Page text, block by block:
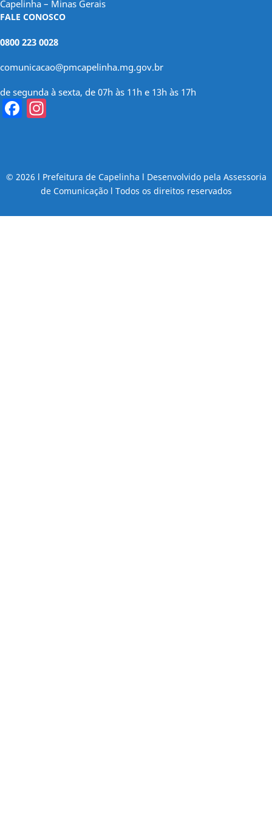
Capelinha – Minas Gerais
FALE CONOSCO
0800 223 0028
comunicacao@pmcapelinha.mg.gov.br
de segunda à sexta, de 07h às 11h e 13h às 17h
Facebook
© 2026 l Prefeitura de Capelinha l Desenvolvido pela Assessoria
de Comunicação l Todos os direitos reservados